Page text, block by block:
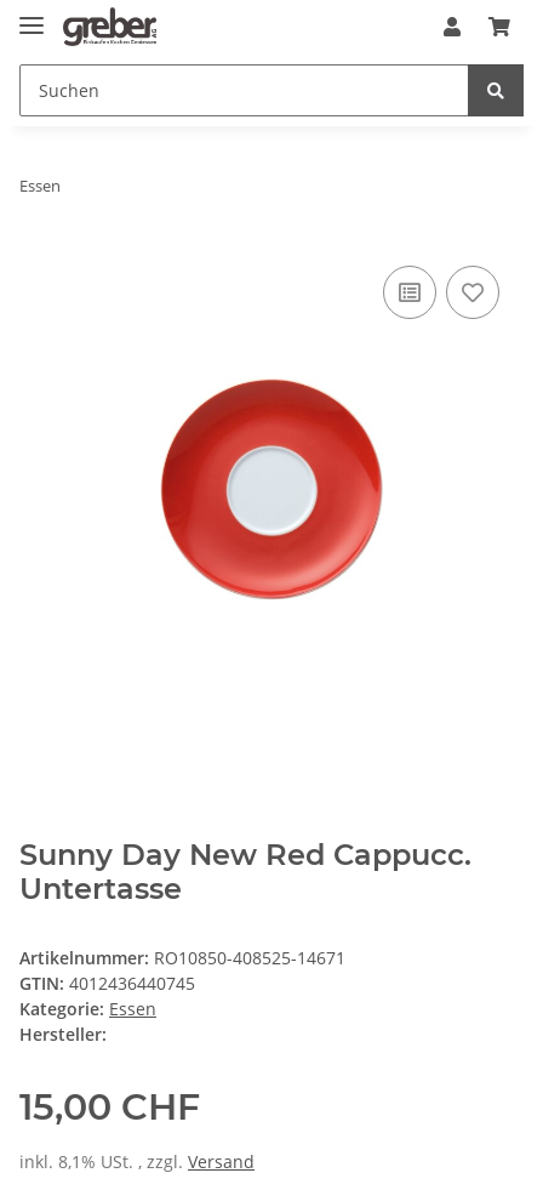
Essen
Sunny Day New Red Cappucc.
Untertasse
Artikelnummer: RO10850-408525-14671
GTIN: 4012436440745
Kategorie: Essen
Hersteller:
15,00 CHF
inkl. 8,1% USt. , zzgl. Versand